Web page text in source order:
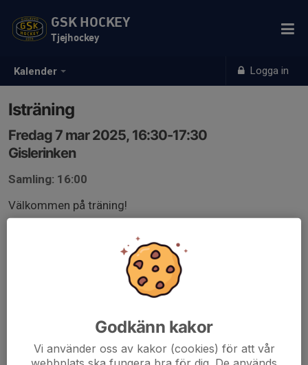
Kalender Logga in
GSK HOCKEY
Tjejhockey
Isträning
Fredag 7 mar 2025, 16:30-17:30
Gislerinken
Samling: 16:00
Välkommen på träning!
Godkänn kakor
Vi använder oss av kakor (cookies) för att vår